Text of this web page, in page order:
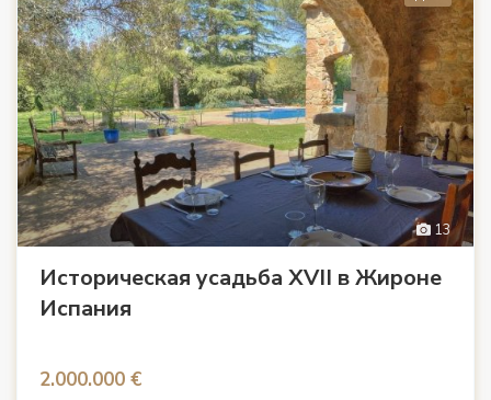
13
Историческая усадьба XVII в Жироне
Испания
2.000.000 €